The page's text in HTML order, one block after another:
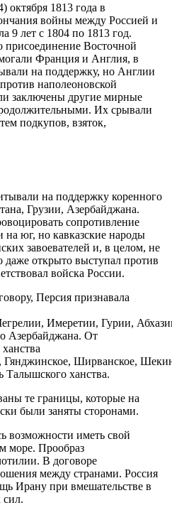
октября 1813 года в
войны между Россией и
9 лет с 1804 по 1813 год.
Восточной
Франция и Англия, в
на поддержку, но Англии
наполеоновской
заключены другие мирные
Их срывали
подкупов, взяток,
на поддержку коренного
Грузии, Азербайджана.
сопротивление
юг, но кавказские народы
завоевателей и, в целом, не
открыто выступал против
войска России.
Персия признавала
Имеретии, Гурии,
Азербайджана. От
Гянджинское, Ширванское,
Талышского ханства.
те границы, которые на
были заняты сторонами.
возможности иметь свой
море. Прообраз
В договоре
между странами. Россия
Ирану при вмешательстве в
сил.